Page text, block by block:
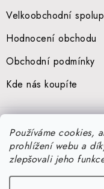
Používáme cookies,
prohlížení webu a
zlepšovali jeho
Velkoobchodní
Hodnocení obchodu
Obchodní podmínky
Kde nás koupíte